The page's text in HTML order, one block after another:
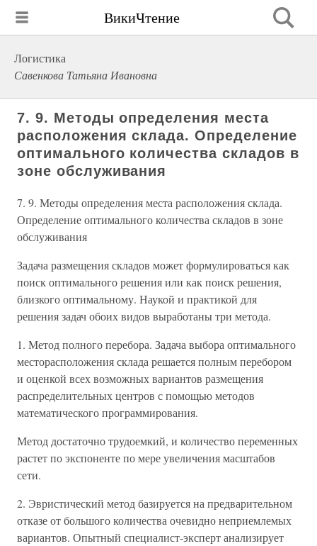
ВикиЧтение
Логистика
Савенкова Татьяна Ивановна
7. 9. Методы определения места
расположения склада. Определение
оптимального количества складов в
зоне обслуживания
7. 9. Методы определения места расположения склада.
Определение оптимального количества складов в зоне
обслуживания
Задача размещения складов может формулироваться как
поиск оптимального решения или как поиск решения,
близкого оптимальному. Наукой и практикой для
решения задач обоих видов выработаны три метода.
1. Метод полного перебора. Задача выбора оптимального
месторасположения склада решается полным перебором
и оценкой всех возможных вариантов размещения
распределительных центров с помощью методов
математического программирования.
Метод достаточно трудоемкий, и количество переменных
растет по экспоненте по мере увеличения масштабов
сети.
2. Эвристический метод базируется на предварительном
отказе от большого количества очевидно неприемлемых
вариантов. Опытный специалист-эксперт анализирует